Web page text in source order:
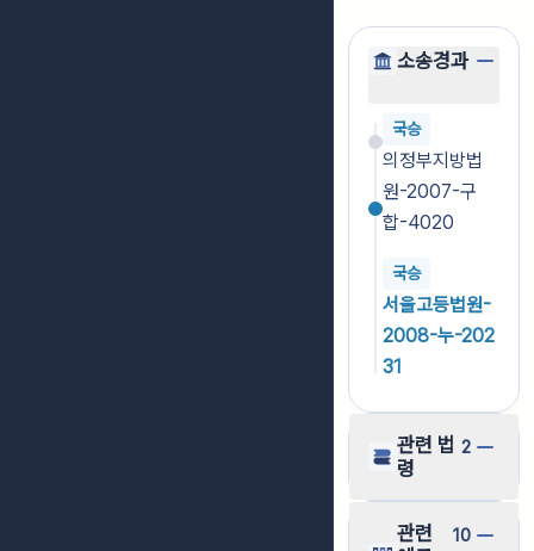
소송경과
국승
의정부지방법
원-2007-구
합-4020
국승
서울고등법원-
2008-누-202
31
관련 법
령
2
관련
10